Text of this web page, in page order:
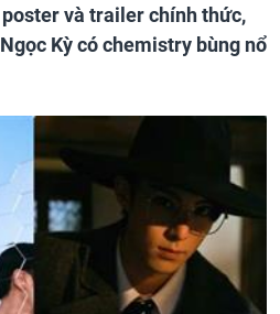
và trailer chính thức,
Kỳ có chemistry bùng nổ